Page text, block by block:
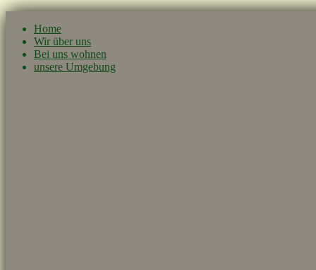
Home
Wir über uns
Bei uns wohnen
unsere Umgebung